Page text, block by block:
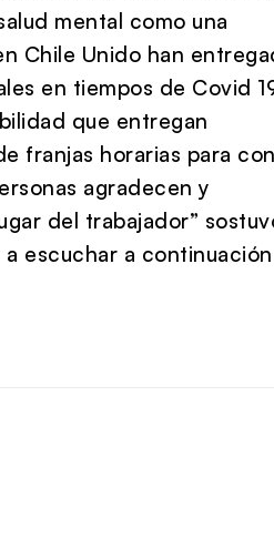
mental como una
Chile Unido han
en tiempos de Covid
que entregan
franjas horarias para
agradecen y
del trabajador”
escuchar a continuación